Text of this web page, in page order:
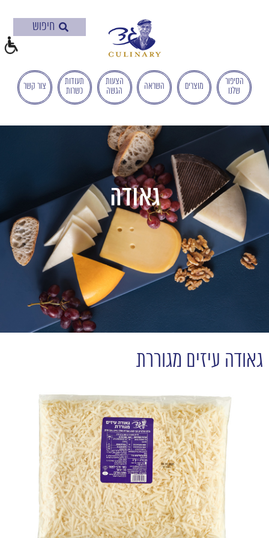
הישראלי
לְהַנְגָּשָׁת
אָתָרִים".
הַמְּסַיַּעַת
לִנְגִישׁוּת
הָאֲתָר.
לִפְתִיחַת
תַּפְרִיט
הֵנְּגִישׁוּת
ALT+0
הסיפור
שלנו
מוצרים השראה
הצעות
הגשה
תעודות
כשרות
צור קשר
גאודה
גאודה עיזים מגוררת